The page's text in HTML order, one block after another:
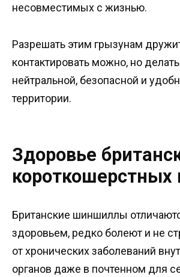
несовместимых с жизнью.
Разрешать этим грызунам
контактировать можно, но
нейтральной, безопасной и
территории.
Здоровье
короткошерстных
Британские шиншиллы
здоровьем, редко болеют и не
от хронических заболеваний
органов даже в почтенном для